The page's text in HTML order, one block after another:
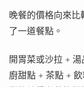
晚餐的價格向來
了一道餐點。
開胃菜或沙拉 +
廚甜點 + 茶點 + 飲